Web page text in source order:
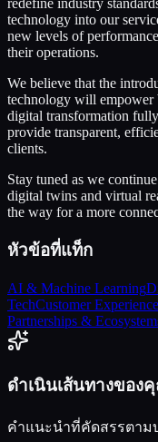
technology into our
new levels of
their operations.
We believe that the
technology will empower
digital transformation
provide transparent,
clients.
Stay tuned as we
digital twins and virtual
the way for a more
หัวข้อที่แท็ก
AI & Machine Learning
TechCustomer Experience
Partnerships &
ดำเนินเส้นทางของ
คำแนะนำที่คัดสรรตาม